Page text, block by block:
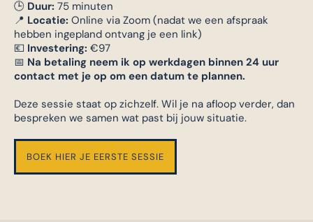
🕒 Duur: 75 minuten
📍 Locatie: Online via Zoom (nadat we een afspraak
hebben ingepland ontvang je een link)
💶 Investering: €97
📅 Na betaling neem ik op werkdagen binnen 24 uur
contact met je op om een datum te plannen.
Deze sessie staat op zichzelf. Wil je na afloop verder, dan
bespreken we samen wat past bij jouw situatie.
BOEK HIER JE EERSTE SESSIE